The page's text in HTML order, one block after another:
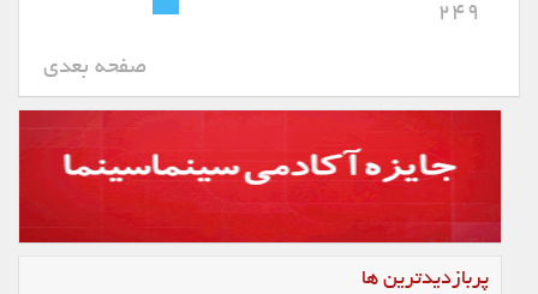
249
صفحه بعدی
پربازدیدترین ها